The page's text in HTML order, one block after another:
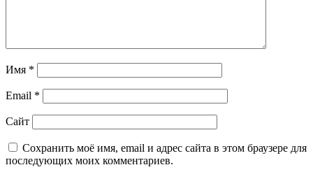
Имя *
Email *
Сайт
Сохранить моё имя, email и адрес сайта в этом браузере для
последующих моих комментариев.